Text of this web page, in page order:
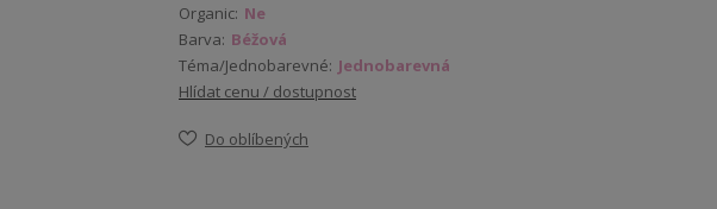
Organic: Ne
Barva: Béžová
Téma/Jednobarevné: Jednobarevná
Hlídat cenu / dostupnost
Do oblíbených